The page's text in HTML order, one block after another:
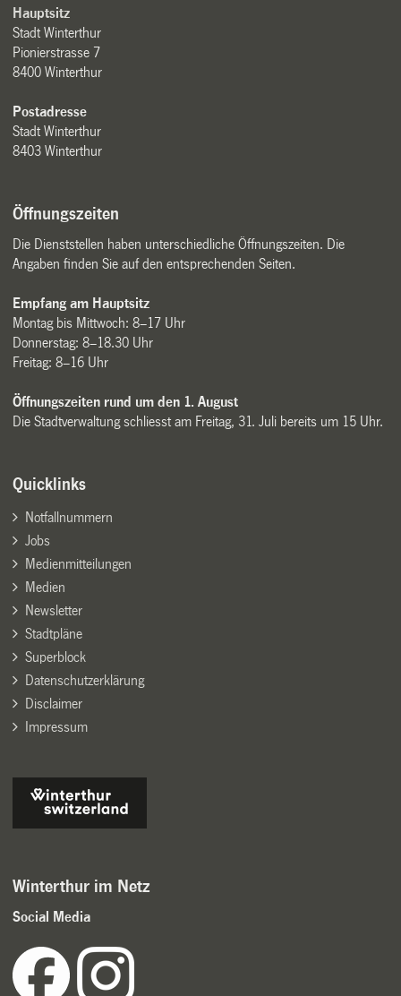
Hauptsitz
Stadt Winterthur
Pionierstrasse 7
8400 Winterthur
Postadresse
Stadt Winterthur
8403 Winterthur
Öffnungszeiten
Die Dienststellen haben unterschiedliche Öffnungszeiten. Die
Angaben finden Sie auf den entsprechenden Seiten.
Empfang am Hauptsitz
Montag bis Mittwoch: 8–17 Uhr
Donnerstag: 8–18.30 Uhr
Freitag: 8–16 Uhr
Öffnungszeiten rund um den 1. August
Die Stadtverwaltung schliesst am Freitag, 31. Juli bereits um 15 Uhr.
Quicklinks
Notfallnummern
Jobs
Medienmitteilungen
Medien
Newsletter
Stadtpläne
Superblock
Datenschutzerklärung
Disclaimer
Impressum
Winterthur im Netz
Social Media